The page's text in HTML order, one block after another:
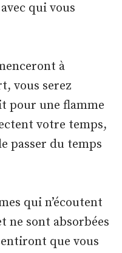
qui vous
à
vous serez
pour une flamme
votre temps,
passer du temps
qui n’écoutent
ne sont absorbées
que vous